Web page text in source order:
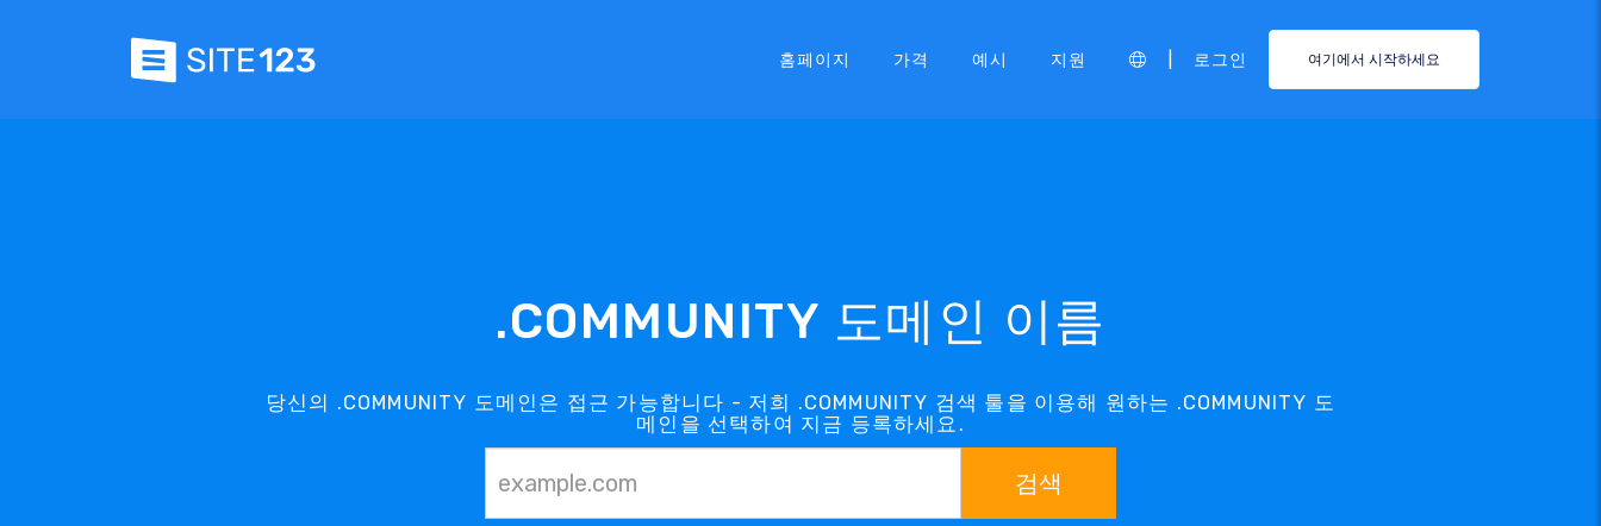
홈페이지 가격 예시 지원 로그인 여기에서 시작하세요
.COMMUNITY 도메인 이름
당신의 .COMMUNITY 도메인은 접근 가능합니다 - 저희 .COMMUNITY 검색 툴을 이용해 원하는 .COMMUNITY 도
메인을 선택하여 지금 등록하세요.
검색